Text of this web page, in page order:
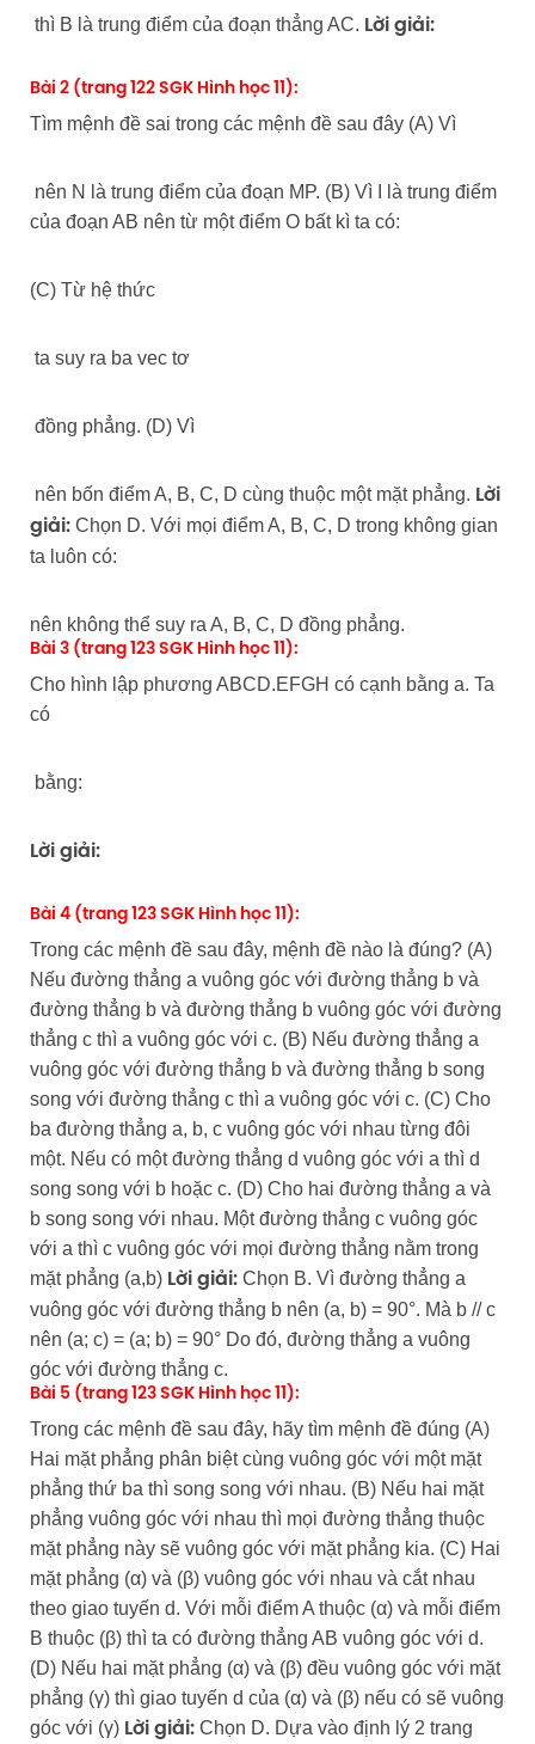
thì B là trung điểm của đoạn thẳng AC. Lời giải:
Bài 2 (trang 122 SGK Hình học 11):
Tìm mệnh đề sai trong các mệnh đề sau đây (A) Vì
nên N là trung điểm của đoạn MP. (B) Vì I là trung điểm
của đoạn AB nên từ một điểm O bất kì ta có:
(C) Từ hệ thức
ta suy ra ba vec tơ
đồng phẳng. (D) Vì
nên bốn điểm A, B, C, D cùng thuộc một mặt phẳng. Lời
giải:Chọn D. Với mọi điểm A, B, C, D trong không gian
ta luôn có:
nên không thể suy ra A, B, C, D đồng phẳng.
Bài 3 (trang 123 SGK Hình học 11):
Cho hình lập phương ABCD.EFGH có cạnh bằng a. Ta
có
bằng:
Lời giải:
Bài 4 (trang 123 SGK Hình học 11):
Trong các mệnh đề sau đây, mệnh đề nào là đúng? (A)
Nếu đường thẳng a vuông góc với đường thẳng b và
đường thẳng b và đường thẳng b vuông góc với đường
thẳng c thì a vuông góc với c. (B) Nếu đường thẳng a
vuông góc với đường thẳng b và đường thẳng b song
song với đường thẳng c thì a vuông góc với c. (C) Cho
ba đường thẳng a, b, c vuông góc với nhau từng đôi
một. Nếu có một đường thẳng d vuông góc với a thì d
song song với b hoặc c. (D) Cho hai đường thẳng a và
b song song với nhau. Một đường thẳng c vuông góc
với a thì c vuông góc với mọi đường thẳng nằm trong
mặt phẳng (a,b) Lời giải:Chọn B. Vì đường thẳng a
vuông góc với đường thẳng b nên (a, b) = 90°. Mà b // c
nên (a; c) = (a; b) = 90° Do đó, đường thẳng a vuông
góc với đường thẳng c.
Bài 5 (trang 123 SGK Hình học 11):
Trong các mệnh đề sau đây, hãy tìm mệnh đề đúng (A)
Hai mặt phẳng phân biệt cùng vuông góc với một mặt
phẳng thứ ba thì song song với nhau. (B) Nếu hai mặt
phẳng vuông góc với nhau thì mọi đường thẳng thuộc
mặt phẳng này sẽ vuông góc với mặt phẳng kia. (C) Hai
mặt phẳng (α) và (β) vuông góc với nhau và cắt nhau
theo giao tuyến d. Với mỗi điểm A thuộc (α) và mỗi điểm
B thuộc (β) thì ta có đường thẳng AB vuông góc với d.
(D) Nếu hai mặt phẳng (α) và (β) đều vuông góc với mặt
phẳng (γ) thì giao tuyến d của (α) và (β) nếu có sẽ vuông
góc với (γ) Lời giải:Chọn D. Dựa vào định lý 2 trang